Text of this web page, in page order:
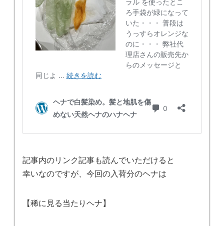
記事内のリンク記事も読んでいただけると
幸いなのですが、今回の入荷分のヘナは
【稀に見る当たりヘナ】